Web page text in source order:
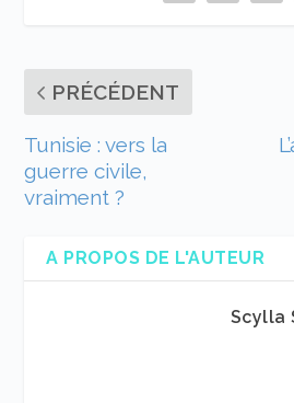
PRÉCÉDENT
Tunisie : vers la
guerre civile,
vraiment ?
A PROPOS DE L'AUTEUR
Scylla